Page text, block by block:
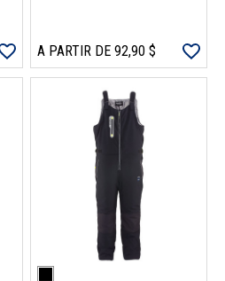
A PARTIR DE 92,90 $